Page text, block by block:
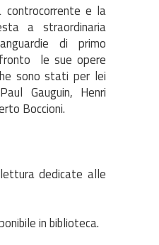
e la
a straordinaria
di primo
le sue opere
sono stati per lei
Gauguin, Henri
Boccioni.
dedicate alle
in biblioteca.